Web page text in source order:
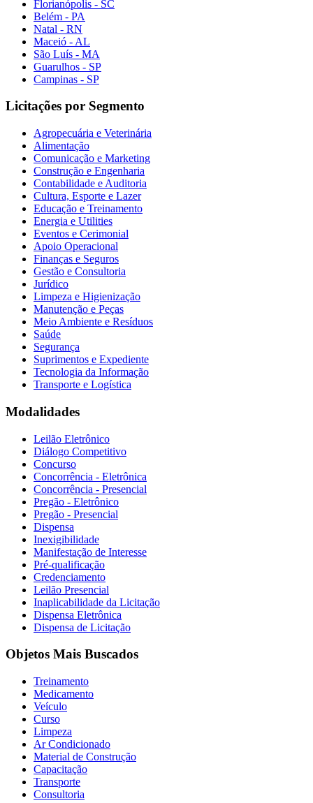
Florianópolis - SC
Belém - PA
Natal - RN
Maceió - AL
São Luís - MA
Guarulhos - SP
Campinas - SP
Licitações por Segmento
Agropecuária e Veterinária
Alimentação
Comunicação e Marketing
Construção e Engenharia
Contabilidade e Auditoria
Cultura, Esporte e Lazer
Educação e Treinamento
Energia e Utilities
Eventos e Cerimonial
Apoio Operacional
Finanças e Seguros
Gestão e Consultoria
Jurídico
Limpeza e Higienização
Manutenção e Peças
Meio Ambiente e Resíduos
Saúde
Segurança
Suprimentos e Expediente
Tecnologia da Informação
Transporte e Logística
Modalidades
Leilão Eletrônico
Diálogo Competitivo
Concurso
Concorrência - Eletrônica
Concorrência - Presencial
Pregão - Eletrônico
Pregão - Presencial
Dispensa
Inexigibilidade
Manifestação de Interesse
Pré-qualificação
Credenciamento
Leilão Presencial
Inaplicabilidade da Licitação
Dispensa Eletrônica
Dispensa de Licitação
Objetos Mais Buscados
Treinamento
Medicamento
Veículo
Curso
Limpeza
Ar Condicionado
Material de Construção
Capacitação
Transporte
Consultoria